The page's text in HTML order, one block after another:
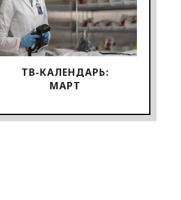
ТВ-КАЛЕНДАРЬ:
МАРТ